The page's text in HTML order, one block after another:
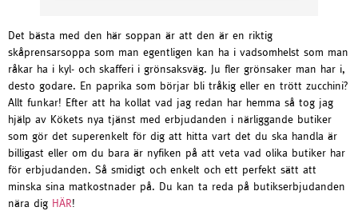
Det bästa med den här soppan är att den är en riktig
skåprensarsoppa som man egentligen kan ha i vadsomhelst som man
råkar ha i kyl- och skafferi i grönsaksväg. Ju fler grönsaker man har i,
desto godare. En paprika som börjar bli tråkig eller en trött zucchini?
Allt funkar! Efter att ha kollat vad jag redan har hemma så tog jag
hjälp av Kökets nya tjänst med erbjudanden i närliggande butiker
som gör det superenkelt för dig att hitta vart det du ska handla är
billigast eller om du bara är nyfiken på att veta vad olika butiker har
för erbjudanden. Så smidigt och enkelt och ett perfekt sätt att
minska sina matkostnader på. Du kan ta reda på butikserbjudanden
nära dig HÄR!